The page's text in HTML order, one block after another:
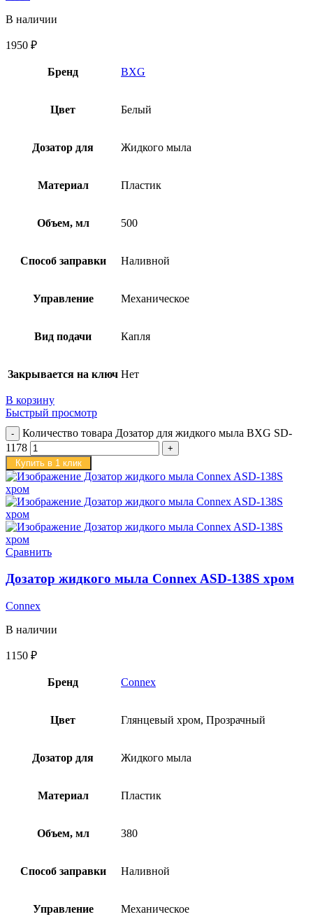
В наличии
1950 ₽
Бренд BXG
Цвет Белый
Дозатор для Жидкого мыла
Материал Пластик
Объем, мл 500
Способ заправки Наливной
Управление Механическое
Вид подачи Капля
Закрывается на ключ Нет
В корзину
Быстрый просмотр
Количество товара Дозатор для жидкого мыла BXG SD-
1178
Купить в 1 клик
Сравнить
Дозатор жидкого мыла Connex ASD-138S хром
Connex
В наличии
1150 ₽
Бренд Connex
Цвет Глянцевый хром, Прозрачный
Дозатор для Жидкого мыла
Материал Пластик
Объем, мл 380
Способ заправки Наливной
Управление Механическое